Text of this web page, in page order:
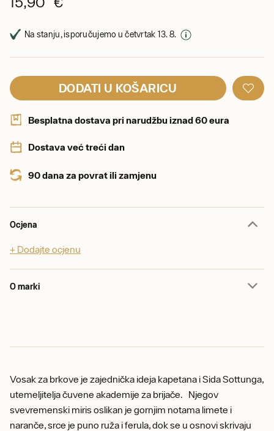
Na stanju, isporučujemo u četvrtak 13. 8.
DODATI U KOŠARICU
Besplatna dostava pri narudžbu iznad 60 eura
Dostava već treći dan
90 dana za povrat ili zamjenu
Ocjena
+ Dodajte ocjenu
O marki
Vosak za brkove je zajednička ideja kapetana i Sida Sottunga,
utemeljitelja čuvene akademije za brijače. Njegov
svevremenski miris oslikan je gornjim notama limete i
naranče, srce je puno ruža i ferula, dok se u osnovi skrivaju